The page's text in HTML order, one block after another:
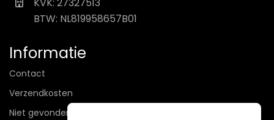
BTW: NL819958657B01
Informatie
Contact
Verzendkosten
Niet gevonden? Wij zoeken mee!